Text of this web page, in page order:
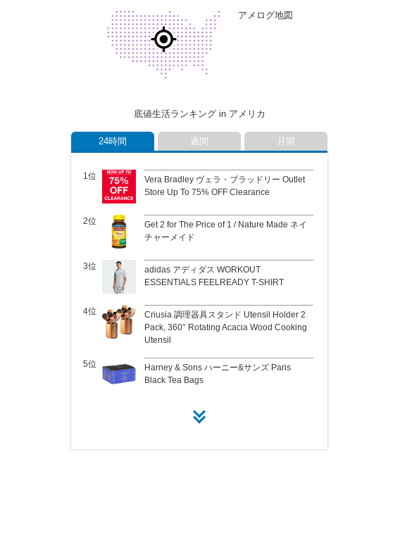
アメログ地図
底値生活ランキング in アメリカ
24時間
Vera Bradley ヴェラ・ブラッドリー Outlet
Store Up To 75% OFF Clearance
Get 2 for The Price of 1 / Nature Made ネイ
チャーメイド
adidas アディダス WORKOUT
ESSENTIALS FEELREADY T-SHIRT
Criusia 調理器具スタンド Utensil Holder 2
Pack, 360° Rotating Acacia Wood Cooking
Utensil
Harney & Sons ハーニー&サンズ Paris
Black Tea Bags
週間 月間